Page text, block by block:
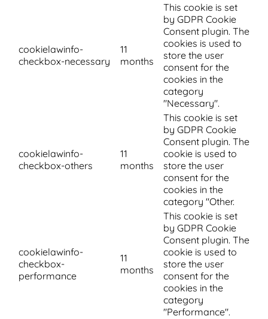
cookielawinfo-
checkbox-necessary
11
months
This cookie is set
by GDPR Cookie
Consent plugin. The
cookies is used to
store the user
consent for the
cookies in the
category
"Necessary".
cookielawinfo-
checkbox-others
11
months
This cookie is set
by GDPR Cookie
Consent plugin. The
cookie is used to
store the user
consent for the
cookies in the
category "Other.
cookielawinfo-
checkbox-
performance
11
months
This cookie is set
by GDPR Cookie
Consent plugin. The
cookie is used to
store the user
consent for the
cookies in the
category
"Performance".